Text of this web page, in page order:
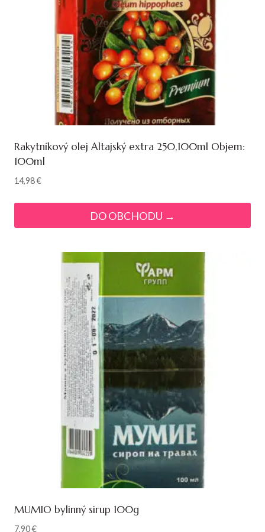
Rakytníkový olej Altajský extra 250,100ml Objem:
100ml
14,98€
DO OBCHODU →
MUMIO bylinný sirup 100g
7,90€